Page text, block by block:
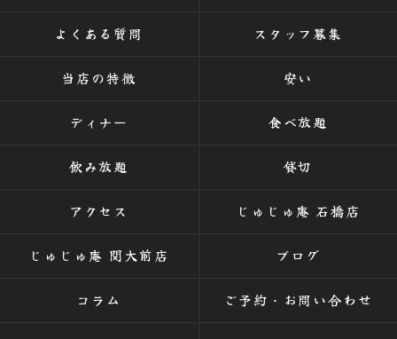
よくある質問 スタッフ募集
当店の特徴 安い
ディナー 食べ放題
飲み放題 貸切
アクセス じゅじゅ庵 石橋店
じゅじゅ庵 関大前店 ブログ
コラム ご予約・お問い合わせ